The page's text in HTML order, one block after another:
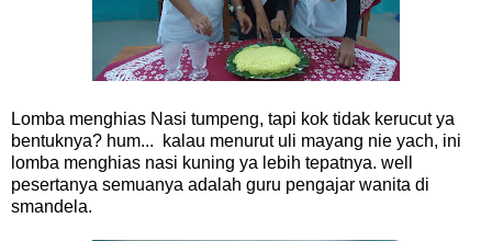
Lomba menghias Nasi tumpeng, tapi kok tidak kerucut ya
bentuknya? hum... kalau menurut uli mayang nie yach, ini
lomba menghias nasi kuning ya lebih tepatnya. well
pesertanya semuanya adalah guru pengajar wanita di
smandela.